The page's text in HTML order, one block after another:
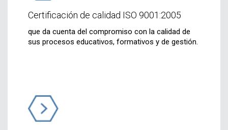
Certificación de calidad ISO 9001:2005
que da cuenta del compromiso con la calidad de
sus procesos educativos, formativos y de gestión.